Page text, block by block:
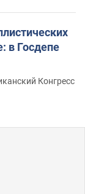
в Госдепе
Конгресс